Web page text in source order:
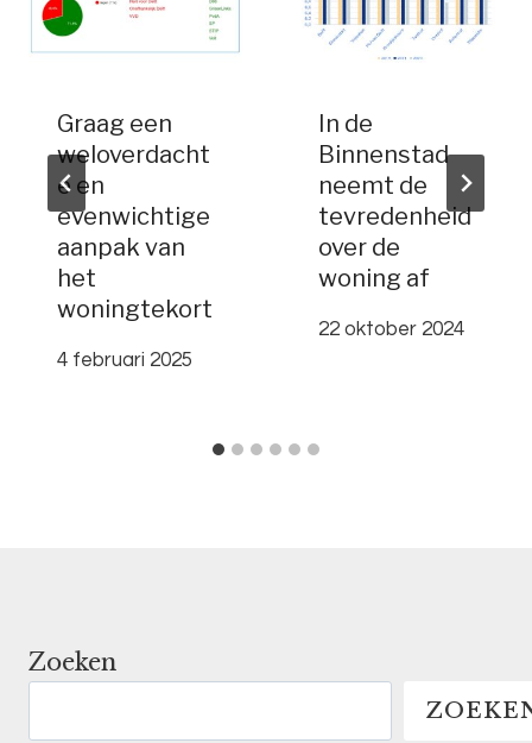
Graag een
weloverdacht
e en
evenwichtige
aanpak van
het
woningtekort
4 februari 2025
In de
Binnenstad
neemt de
tevredenheid
over de
woning af
22 oktober 2024
Zoeken